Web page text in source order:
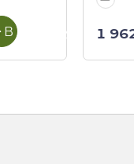
В корзину 1